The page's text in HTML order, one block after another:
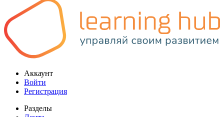
Аккаунт
Войти
Регистрация
Разделы